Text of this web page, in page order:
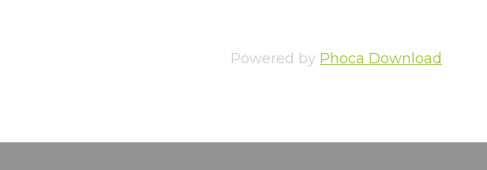
Powered by Phoca Download